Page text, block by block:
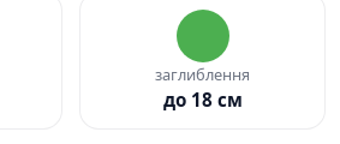
заглиблення
до 18 см